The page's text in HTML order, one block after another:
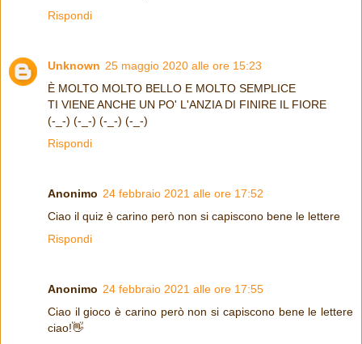
Rispondi
Unknown 25 maggio 2020 alle ore 15:23
È MOLTO MOLTO BELLO E MOLTO SEMPLICE
TI VIENE ANCHE UN PO' L'ANZIA DI FINIRE IL FIORE
(-_-) (-_-) (-_-) (-_-)
Rispondi
Anonimo 24 febbraio 2021 alle ore 17:52
Ciao il quiz è carino però non si capiscono bene le lettere
Rispondi
Anonimo 24 febbraio 2021 alle ore 17:55
Ciao il gioco è carino però non si capiscono bene le lettere
ciao!👋